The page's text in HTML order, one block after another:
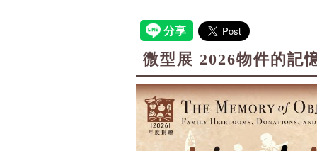
微型展 2026物件的記